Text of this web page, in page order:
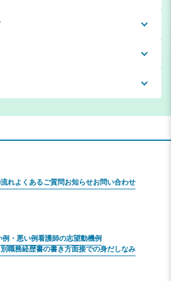
れよくあるご質問お知らせお問い合わせ
例・悪い例看護師の志望動機例
職務経歴書の書き方面接での身だしなみ